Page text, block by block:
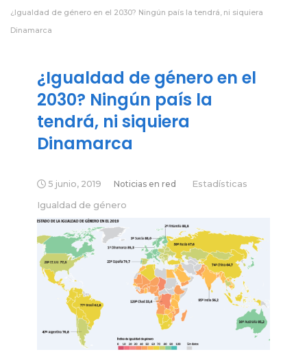
¿Igualdad de género en el 2030? Ningún país la tendrá, ni siquiera
Dinamarca
¿Igualdad de género en el
2030? Ningún país la
tendrá, ni siquiera
Dinamarca
5 junio, 2019 Noticias en red Estadísticas
Igualdad de género